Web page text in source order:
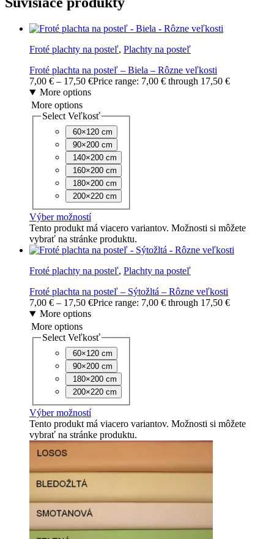
Froté plachty na posteľ, Plachty na posteľ
Froté plachta na posteľ – Biela – Rôzne veľkosti
7,00 € – 17,50 €Price range: 7,00 € through 17,50 €
More options
More options
Select Veľkosť
60×120 cm
90×200 cm
140×200 cm
160×200 cm
180×200 cm
200×220 cm
Výber možností
Tento produkt má viacero variantov. Možnosti si môžete
vybrať na stránke produktu.
Froté plachty na posteľ, Plachty na posteľ
Froté plachta na posteľ – Sýtožltá – Rôzne veľkosti
7,00 € – 17,50 €Price range: 7,00 € through 17,50 €
More options
More options
Select Veľkosť
60×120 cm
90×200 cm
180×200 cm
200×220 cm
Výber možností
Tento produkt má viacero variantov. Možnosti si môžete
vybrať na stránke produktu.